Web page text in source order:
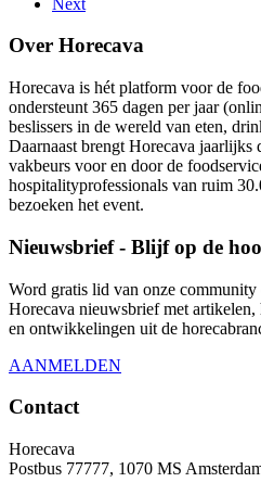
Over Horecava
Horecava is hét platform voor de
ondersteunt 365 dagen per jaar
beslissers in de wereld van eten,
Daarnaast brengt Horecava jaarlijks
vakbeurs voor en door de
hospitalityprofessionals van ruim
bezoeken het event.
Nieuwsbrief - Blijf op de
Word gratis lid van onze
Horecava nieuwsbrief met artikelen,
en ontwikkelingen uit de
AANMELDEN
Contact
Horecava
Postbus 77777, 1070 MS